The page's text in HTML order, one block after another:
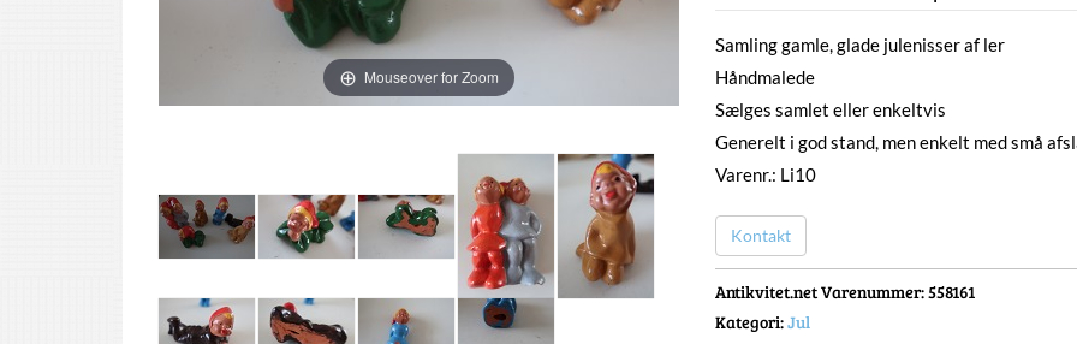
Mouseover for Zoom
Samling gamle, glade julenisser af ler
Håndmalede
Sælges samlet eller enkeltvis
Generelt i god stand, men enkelt med små
Varenr.: Li10
Kontakt
Antikvitet.net Varenummer: 558161
Kategori:Jul